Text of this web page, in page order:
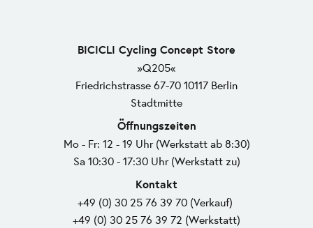
BICICLI Cycling Concept Store
»Q205«
Friedrichstrasse 67-70 10117 Berlin
Stadtmitte
Öffnungszeiten
Mo - Fr: 12 - 19 Uhr (Werkstatt ab 8:30)
Sa 10:30 - 17:30 Uhr (Werkstatt zu)
Kontakt
+49 (0) 30 25 76 39 70 (Verkauf)
+49 (0) 30 25 76 39 72 (Werkstatt)